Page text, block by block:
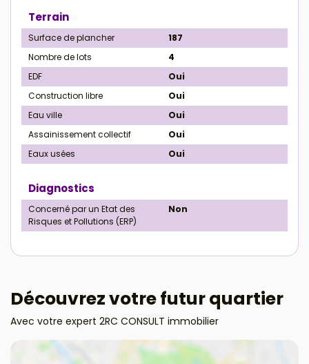
Terrain
Surface de plancher
187
Nombre de lots
4
EDF
Oui
Construction libre
Oui
Eau ville
Oui
Assainissement collectif
Oui
Eaux usées
Oui
Diagnostics
Concerné par un Etat des
Risques et Pollutions (ERP)
Non
Découvrez votre futur quartier
Avec votre expert 2RC CONSULT immobilier